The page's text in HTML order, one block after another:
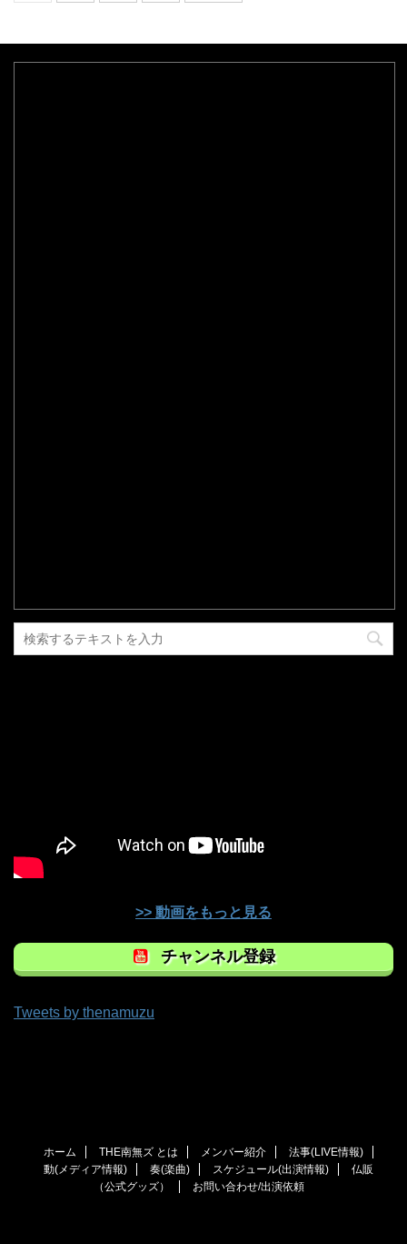
>> 動画をもっと見る
チャンネル登録
Tweets by thenamuzu
ホーム THE南無ズ とは メンバー紹介
法事(LIVE情報)
動(メディア情報)
奏(楽曲) スケジュール(出演情報)
仏販
（公式グッズ）
お問い合わせ/出演依頼